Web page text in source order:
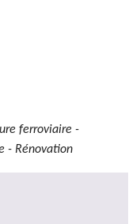
ferroviaire -
- Rénovation